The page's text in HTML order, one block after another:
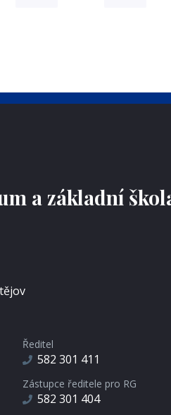
a základní
Ředitel
582 301 411
Zástupce ředitele pro RG
582 301 404